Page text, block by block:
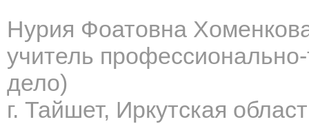
Нурия Фоатовна
учитель
дело)
г. Тайшет, Иркутская